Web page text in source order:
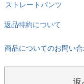
ストレートパンツ
返品特約について
商品についてのお問い